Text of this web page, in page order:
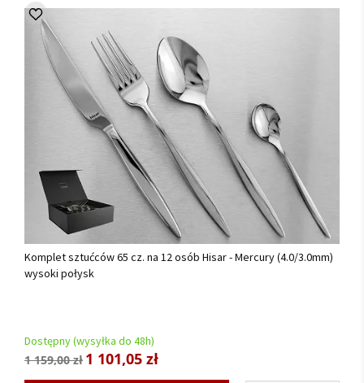
Komplet sztućców 65 cz. na 12 osób Hisar - Mercury (4.0/3.0mm)
wysoki połysk
Dostępny (wysyłka do 48h)
1 159,00 zł 1 101,05 zł